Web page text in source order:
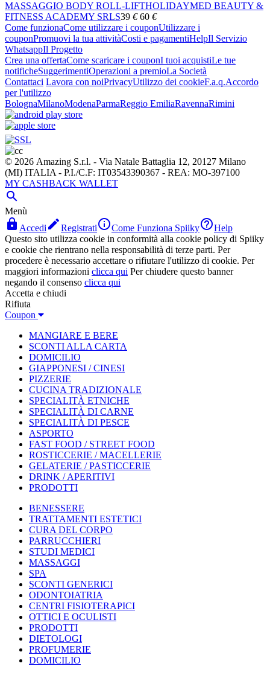
MASSAGGIO BODY ROLL-LIFTHOLIDAYMED BEAUTY &
FITNESS ACADEMY SRLS39 € 60 €
Come funzionaCome utilizzare i couponUtilizzare i
couponPromuovi la tua attivitàCosti e pagamentiHelpIl Servizio
WhatsappIl Progetto
Crea una offertaCome scaricare i couponI tuoi acquistiLe tue
notificheSuggerimentiOperazioni a premioLa Società
Contattaci Lavora con noiPrivacyUtilizzo dei cookieF.a.q.Accordo
per l'utilizzo
BolognaMilanoModenaParmaReggio EmiliaRavennaRimini
© 2026 Amazing S.r.l. - Via Natale Battaglia 12, 20127 Milano
(MI) ITALIA - P.I./C.F: IT03543390367 - REA: MO-397100
MY CASHBACK WALLET

Menù
 AccediRegistratiCome Funziona SpiikyHelp
Questo sito utilizza cookie in conformità alla cookie policy di Spiiky
e cookie che rientrano nella responsabilità di terze parti. Per
procedere è necessario accettare o rifiutare l'utilizzo di cookie. Per
maggiori informazioni clicca qui Per chiudere questo banner
negando il consenso clicca qui
Accetta e chiudi
Rifiuta
Coupon
MANGIARE E BERE
SCONTI ALLA CARTA
DOMICILIO
GIAPPONESI / CINESI
PIZZERIE
CUCINA TRADIZIONALE
SPECIALITÀ ETNICHE
SPECIALITÀ DI CARNE
SPECIALITÀ DI PESCE
ASPORTO
FAST FOOD / STREET FOOD
ROSTICCERIE / MACELLERIE
GELATERIE / PASTICCERIE
DRINK / APERITIVI
PRODOTTI
BENESSERE
TRATTAMENTI ESTETICI
CURA DEL CORPO
PARRUCCHIERI
STUDI MEDICI
MASSAGGI
SPA
SCONTI GENERICI
ODONTOIATRIA
CENTRI FISIOTERAPICI
OTTICI E OCULISTI
PRODOTTI
DIETOLOGI
PROFUMERIE
DOMICILIO